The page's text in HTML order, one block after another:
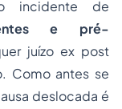
incidente de
e pré-
juízo ex post
Como antes se
deslocada é